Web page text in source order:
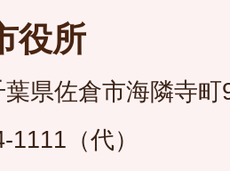
役所
県佐倉市海隣寺町
1111（代）